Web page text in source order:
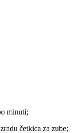
minuti;
četkica za zube;